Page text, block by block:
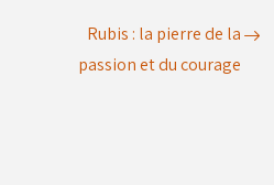
Rubis : la pierre de la
passion et du courage